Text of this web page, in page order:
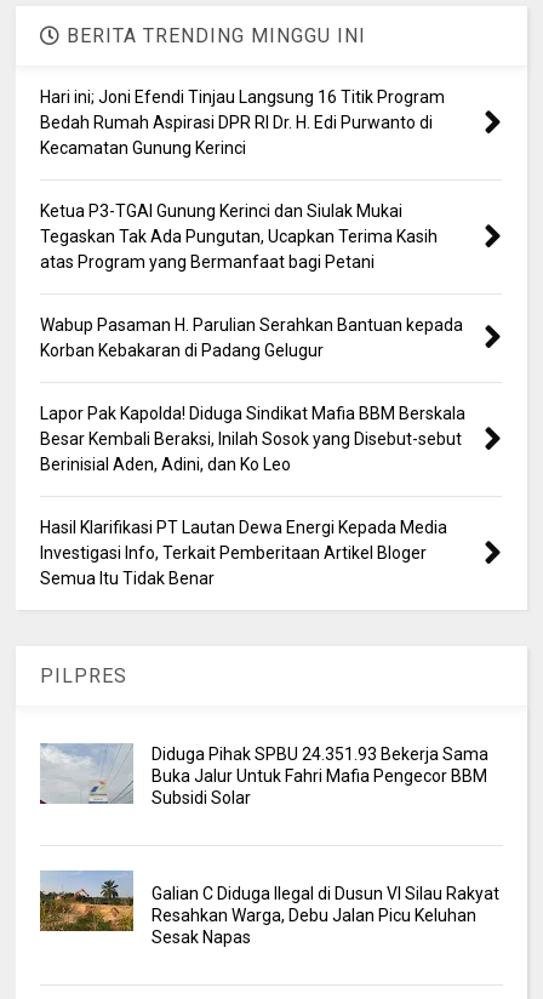
BERITA TRENDING MINGGU INI
Hari ini; Joni Efendi Tinjau Langsung 16 Titik Program
Bedah Rumah Aspirasi DPR RI Dr. H. Edi Purwanto di
Kecamatan Gunung Kerinci
Ketua P3-TGAI Gunung Kerinci dan Siulak Mukai
Tegaskan Tak Ada Pungutan, Ucapkan Terima Kasih
atas Program yang Bermanfaat bagi Petani
Wabup Pasaman H. Parulian Serahkan Bantuan kepada
Korban Kebakaran di Padang Gelugur
Lapor Pak Kapolda! Diduga Sindikat Mafia BBM Berskala
Besar Kembali Beraksi, Inilah Sosok yang Disebut-sebut
Berinisial Aden, Adini, dan Ko Leo
Hasil Klarifikasi PT Lautan Dewa Energi Kepada Media
Investigasi Info, Terkait Pemberitaan Artikel Bloger
Semua Itu Tidak Benar
PILPRES
Diduga Pihak SPBU 24.351.93 Bekerja Sama
Buka Jalur Untuk Fahri Mafia Pengecor BBM
Subsidi Solar
Galian C Diduga Ilegal di Dusun VI Silau Rakyat
Resahkan Warga, Debu Jalan Picu Keluhan
Sesak Napas